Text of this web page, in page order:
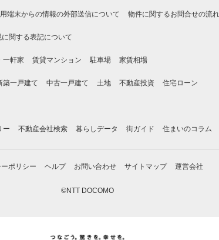
端末からの情報の外部送信について 物件に関するお問合せの流れ
に関する表記について
一軒家 賃貸マンション 駐車場 家賃相場
築一戸建て 中古一戸建て 土地 不動産投資 住宅ローン
ー 不動産会社検索 暮らしデータ 街ガイド 住まいのコラム
ポリシー ヘルプ お問い合わせ サイトマップ 運営会社
©NTT DOCOMO